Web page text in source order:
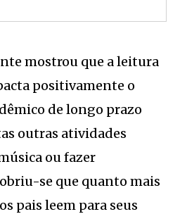
mostrou que a leitura
positivamente o
de longo prazo
outras atividades
ou fazer
se que quanto mais
pais leem para seus